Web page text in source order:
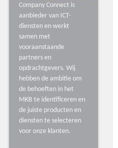
Company Connect is
aanbieder van ICT-
diensten en werkt
samen met
vooraanstaande
partners en
opdrachtgevers. Wij
hebben de ambitie om
de behoeften in het
MKB te identificeren en
de juiste producten en
diensten te selecteren
voor onze klanten.